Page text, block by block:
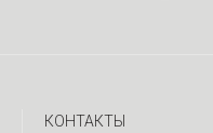
КОНТАКТЫ